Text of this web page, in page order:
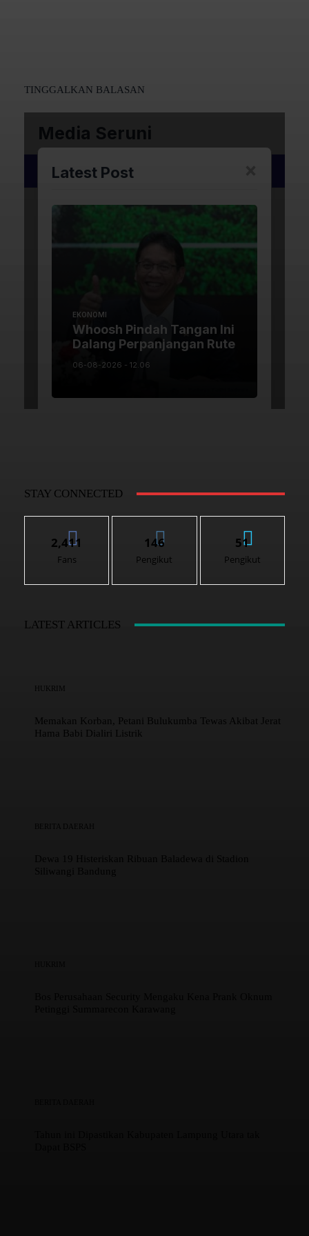
TINGGALKAN BALASAN
STAY CONNECTED
2,411
Fans
146
Pengikut
51
Pengikut
LATEST ARTICLES
HUKRIM
Memakan Korban, Petani Bulukumba Tewas Akibat Jerat
Hama Babi Dialiri Listrik
BERITA DAERAH